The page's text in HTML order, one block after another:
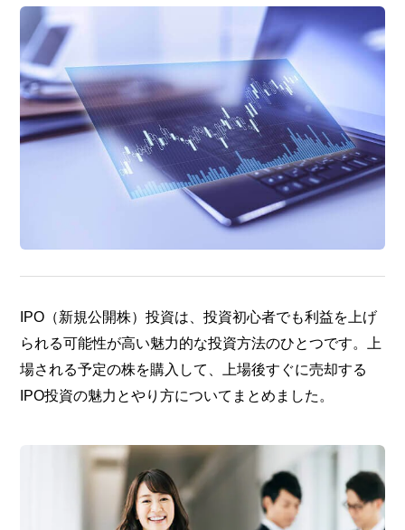
IPO（新規公開株）投資は、投資初心者でも利益を上げ
られる可能性が高い魅力的な投資方法のひとつです。上
場される予定の株を購入して、上場後すぐに売却する
IPO投資の魅力とやり方についてまとめました。